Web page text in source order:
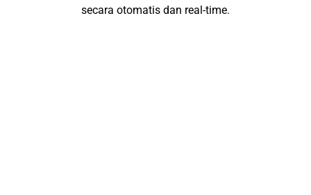
secara otomatis dan real-time.